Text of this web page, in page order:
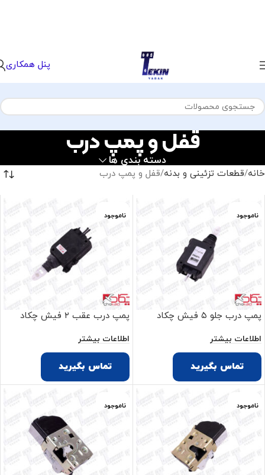
پنل همکاری
قفل و پمپ درب
دسته بندی ها
خانه قطعات تزئینی و بدنه قفل و پمپ درب
پمپ درب جلو ۵ فیش چکاد
اطلاعات بیشتر
تماس بگیرید
پمپ درب عقب ۲ فیش چکاد
اطلاعات بیشتر
تماس بگیرید